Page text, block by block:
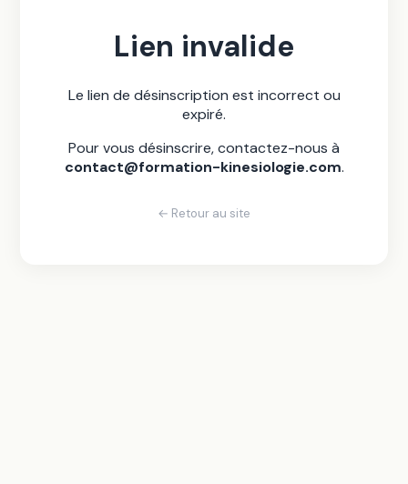
Lien invalide
Le lien de désinscription est incorrect ou
expiré.
Pour vous désinscrire, contactez-nous à
contact@formation-kinesiologie.com.
← Retour au site